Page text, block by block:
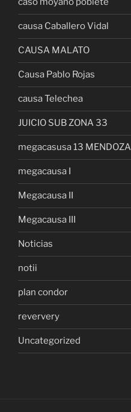
causa Caballero Vidal
CAUSA MALATO
Causa Pablo Rojas
causa Telechea
JUICIO SUB ZONA 33
megacasusa 13 MENDOZA
megacausa I
Megacausa II
Megacausa III
Noticias
notii
plan condor
reververy
Uncategorized